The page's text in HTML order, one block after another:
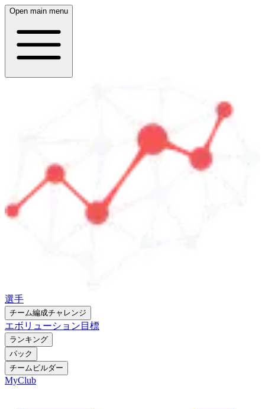
Open main menu
選手
チーム編成チャレンジ
エボリューション 目標
ランキング
パック
チームビルダー
MyClub